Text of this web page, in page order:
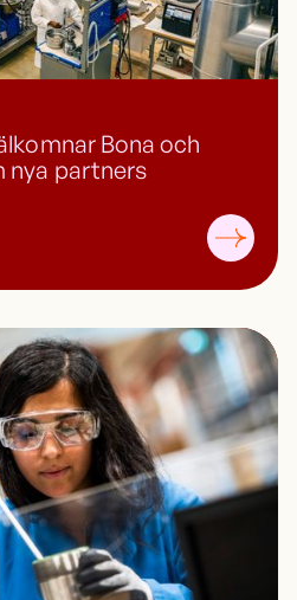
Bona och
nya partners